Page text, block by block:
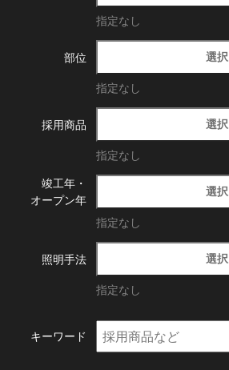
指定なし
部位 選択
指定なし
採用商品 選択
指定なし
竣工年・
オープン年
選択
指定なし
照明手法 選択
指定なし
キーワード